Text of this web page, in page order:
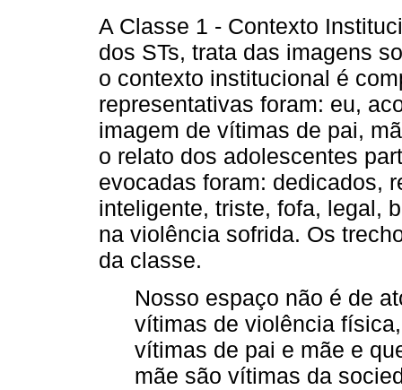
A Classe 1 - Contexto
dos STs, trata das imagens
o contexto institucional é
representativas foram: eu,
imagem de vítimas de pai,
o relato dos adolescentes
evocadas foram: dedicados,
inteligente, triste, fofa, legal,
na violência sofrida. Os
da classe.
Nosso espaço não é de
vítimas de violência
vítimas de pai e mãe e
mãe são vítimas da